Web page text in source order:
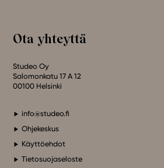
Ota yhteyttä
Studeo Oy
Salomonkatu 17 A 12
00100 Helsinki
info@studeo.fi
Ohjekeskus
Käyttöehdot
Tietosuojaseloste